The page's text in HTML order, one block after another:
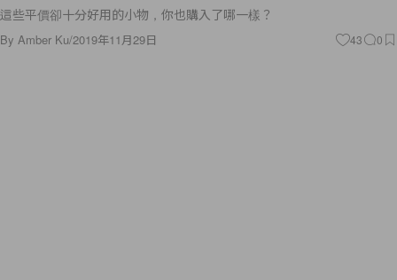
這些平價卻十分好用的小物，你也購入了哪一樣？
By Amber Ku/2019年11月29日 43 0